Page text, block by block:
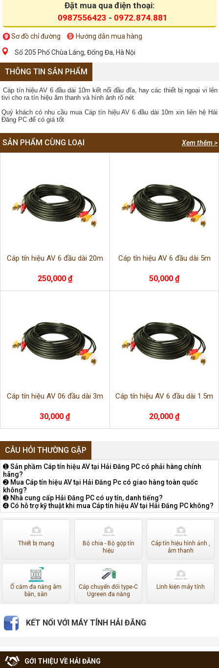
Đặt mua qua điện thoại:
0987556423 - 0972.874.881
Sơ đồ chỉ đường Hướng dẫn mua hàng
Số 205 Phố Chùa Láng, Đống Đa, Hà Nội
THÔNG TIN SẢN PHẨM
Cáp tín hiệu AV 6 đầu dài 10m kết nối đầu đĩa, hay các thiết bị ngoại vi lên
tivi cho ra tín hiệu âm thanh và hình ảnh rõ nét
Quý khách có nhu cầu mua Cáp tín hiệu AV 6 đầu dài 10m xin liên hệ Hải
Đăng PC để có giá tốt
Xem thêm >
SẢN PHẨM CÙNG LOẠI
Cáp tín hiệu AV 6 đầu dài 20m
250,000 ₫
Cáp tín hiệu AV 6 đầu dài 5m
50,000 ₫
Cáp tín hiệu AV 06 đầu dài 3m
30,000 ₫
Cáp tín hiệu AV 6 đầu dài 1.5m
20,000 ₫
CÂU HỎI THƯỜNG GẶP
➊ Sản phầm Cáp tín hiệu AV tại Hải Đăng PC có phải hàng chính
hãng?
➋ Mua Cáp tín hiệu AV tại Hải Đăng Pc có giao hàng toàn quốc
không?
➌ Nhà cung cấp Hải Đăng PC có uy tín, danh tiếng?
➍ Có hỗ trợ kỹ thuật khi mua Cáp tín hiệu AV tại Hải Đăng PC không?
Thiết bị mạng
Bộ chia - Bộ gộp tín
hiệu
Cáp tín hiệu hình ảnh ,
âm thanh
Ổ cắm đa năng âm
bàn, sàn
Cáp chuyển đổi type-C
Ugreen đa năng
Linh kiện máy tính
KẾT NỐI VỚI MÁY TÍNH HẢI ĐĂNG
GỚI THIỆU VỀ HẢI ĐĂNG